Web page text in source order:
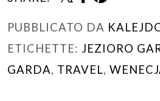
PUBBLICATO DA
ETICHETTE: JEZIORO
GARDA, TRAVEL,